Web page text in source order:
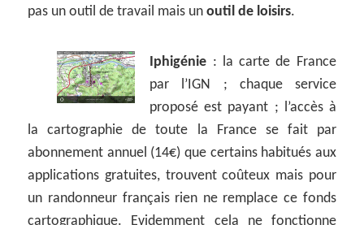
pas un outil de travail mais unoutil de loisirs.
Iphigénie : la carte de France
par l’IGN ; chaque service
proposé est payant ; l’accès à
la cartographie de toute la France se fait par
abonnement annuel (14€) que certains habitués aux
applications gratuites, trouvent coûteux mais pour
un randonneur français rien ne remplace ce fonds
cartographique. Evidemment cela ne fonctionne